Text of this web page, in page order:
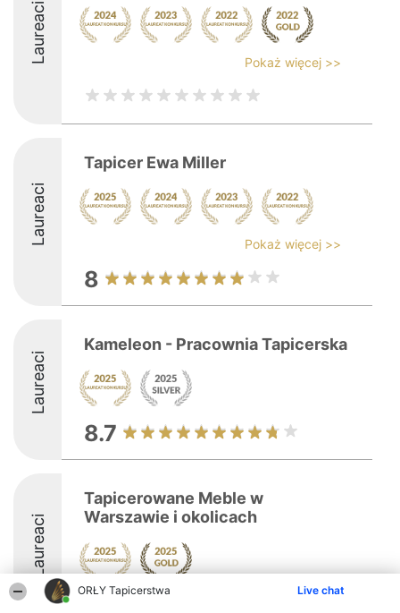
ORŁY Tapicerstwa Live chat
Laureaci Pokaż więcej >>
Laureaci
Tapicer Ewa Miller
Pokaż więcej >>
8
Laureaci
Kameleon - Pracownia Tapicerska
8.7
Laureaci
Tapicerowane Meble w
Warszawie i okolicach